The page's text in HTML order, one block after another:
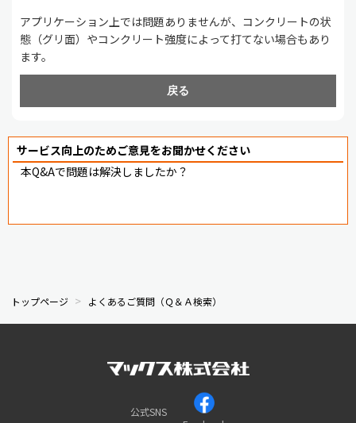
アプリケーション上では問題ありませんが、コンクリートの状
態（グリ面）やコンクリート強度によって打てない場合もあり
ます。
戻る
サービス向上のためご意見をお聞かせください
本Q&Aで問題は解決しましたか？
トップページ よくあるご質問（Ｑ＆Ａ検索）
公式SNS